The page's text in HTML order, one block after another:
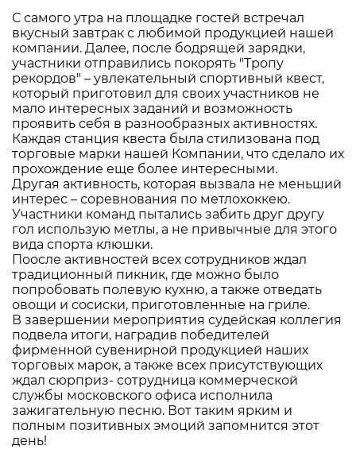
С самого утра на площадке гостей встречал
вкусный завтрак с любимой продукцией нашей
компании. Далее, после бодрящей зарядки,
участники отправились покорять "Тропу
рекордов" – увлекательный спортивный квест,
который приготовил для своих участников не
мало интересных заданий и возможность
проявить себя в разнообразных активностях.
Каждая станция квеста была стилизована под
торговые марки нашей Компании, что сделало их
прохождение еще более интересными.
Другая активность, которая вызвала не меньший
интерес – соревнования по метлохоккею.
Участники команд пытались забить друг другу
гол использую метлы, а не привычные для этого
вида спорта клюшки.
Поосле активностей всех сотрудников ждал
традиционный пикник, где можно было
попробовать полевую кухню, а также отведать
овощи и сосиски, приготовленные на гриле.
В завершении мероприятия судейская коллегия
подвела итоги, наградив победителей
фирменной сувенирной продукцией наших
торговых марок, а также всех присутствующих
ждал сюрприз- сотрудница коммерческой
службы московского офиса исполнила
зажигательную песню. Вот таким ярким и
полным позитивных эмоций запомнится этот
день!